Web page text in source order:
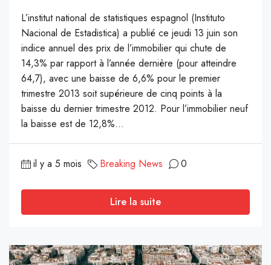
L’institut national de statistiques espagnol (Instituto
Nacional de Estadistica) a publié ce jeudi 13 juin son
indice annuel des prix de l’immobilier qui chute de
14,3% par rapport à l’année dernière (pour atteindre
64,7), avec une baisse de 6,6% pour le premier
trimestre 2013 soit supérieure de cinq points à la
baisse du dernier trimestre 2012. Pour l’immobilier neuf
la baisse est de 12,8%...
il y a 5 mois Breaking News 0
Lire la suite